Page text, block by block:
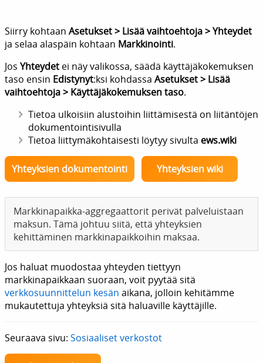
Siirry kohtaan Asetukset > Lisää vaihtoehtoja > Yhteydet
ja selaa alaspäin kohtaan Markkinointi.
Jos Yhteydet ei näy valikossa, säädä käyttäjäkokemuksen
taso ensin Edistynyt:ksi kohdassa Asetukset > Lisää
vaihtoehtoja > Käyttäjäkokemuksen taso.
Tietoa ulkoisiin alustoihin liittämisestä on liitäntöjen
dokumentointisivulla
Tietoa liittymäkohtaisesti löytyy sivulta ews.wiki
Yhteyksien dokumentointi Yhteyksien wiki
Markkinapaikka-aggregaattorit perivät palveluistaan
maksun. Tämä johtuu siitä, että yhteyksien
kehittäminen markkinapaikkoihin maksaa.
Jos haluat muodostaa yhteyden tiettyyn
markkinapaikkaan suoraan, voit pyytää sitä
verkkosuunnittelun kesän aikana, jolloin kehitämme
mukautettuja yhteyksiä sitä haluaville käyttäjille.
Seuraava sivu: Sosiaaliset verkostot